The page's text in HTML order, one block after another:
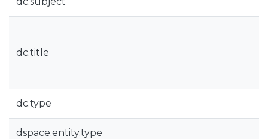
dc.title
dc.type
dspace.entity.type